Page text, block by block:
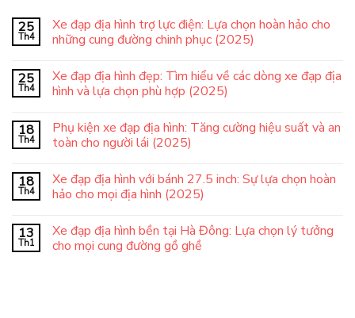
25
Th4
Xe đạp địa hình trợ lực điện: Lựa chọn hoàn hảo cho
những cung đường chinh phục (2025)
25
Th4
Xe đạp địa hình đẹp: Tìm hiểu về các dòng xe đạp địa
hình và lựa chọn phù hợp (2025)
18
Th4
Phụ kiện xe đạp địa hình: Tăng cường hiệu suất và an
toàn cho người lái (2025)
18
Th4
Xe đạp địa hình với bánh 27.5 inch: Sự lựa chọn hoàn
hảo cho mọi địa hình (2025)
13
Th1
Xe đạp địa hình bền tại Hà Đông: Lựa chọn lý tưởng
cho mọi cung đường gồ ghề